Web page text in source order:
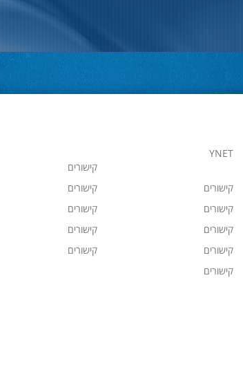
YNET
קישורים
קישורים קישורים
קישורים קישורים
קישורים קישורים
קישורים קישורים
קישורים